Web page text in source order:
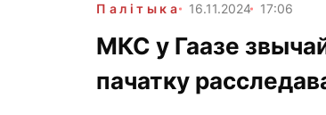
Палітыка 16.11.2024 17:06
МКС у Гаазе
пачатку